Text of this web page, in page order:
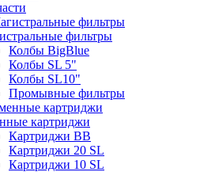
фильтры
Колбы BigBlue
Колбы SL 5"
Колбы SL10"
Промывные фильтры
картриджи
Картриджи BB
Картриджи 20 SL
Картриджи 10 SL